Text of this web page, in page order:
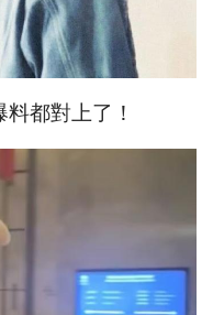
都對上了！